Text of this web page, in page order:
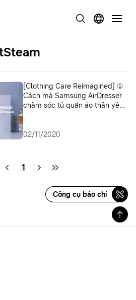
[Clothing Care Reimagined] ①
Cách mà Samsung AirDresser
chăm sóc tủ quần áo thân yêu
02/11/2020
1
Công cụ báo chí